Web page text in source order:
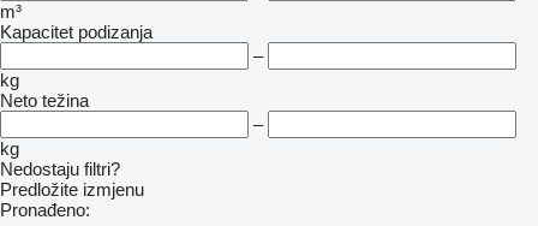
m³
Kapacitet podizanja
–
kg
Neto težina
–
kg
Nedostaju filtri?
Predložite izmjenu
Pronađeno: